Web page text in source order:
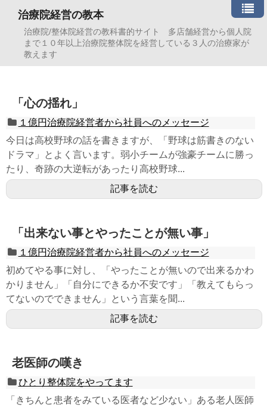
治療院経営の教本
治療院/整体院経営の教科書的サイト 多店舗経営から個人院
まで１０年以上治療院整体院を経営している３人の治療家が
教えます
「心の揺れ」
１億円治療院経営者から社員へのメッセージ
今日は高校野球の話を書きますが、「野球は筋書きのない
ドラマ」とよく言います。弱小チームが強豪チームに勝っ
たり、奇跡の大逆転があったり高校野球...
記事を読む
「出来ない事とやったことが無い事」
１億円治療院経営者から社員へのメッセージ
初めてやる事に対し、「やったことが無いので出来るかわ
かりません」「自分にできるか不安です」「教えてもらっ
てないのでできません」という言葉を聞...
記事を読む
老医師の嘆き
ひとり整体院をやってます
「きちんと患者をみている医者など少ない」ある老人医師